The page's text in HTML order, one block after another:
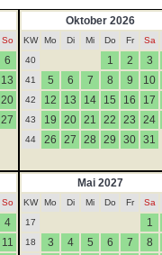
So
6
13
20
27
Oktober 2026
KW Mo Di Mi Do Fr Sa
40
1 2 3
41 5 6 7 8 9 10
42 12 13 14 15 16 17
43 19 20 21 22 23 24
44 26 27 28 29 30 31
So
4
11
Mai 2027
KW Mo Di Mi Do Fr Sa
17
1
18 3 4 5 6 7 8